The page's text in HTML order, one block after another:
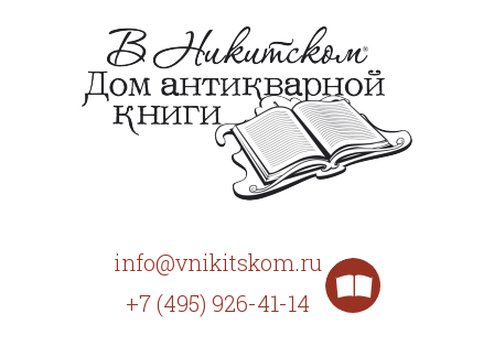
info@vnikitskom.ru
+7 (495) 926-41-14